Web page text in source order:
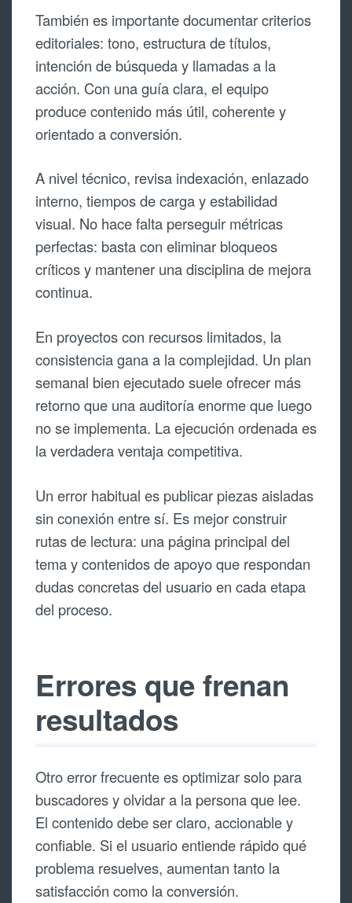
También es importante documentar criterios
editoriales: tono, estructura de títulos,
intención de búsqueda y llamadas a la
acción. Con una guía clara, el equipo
produce contenido más útil, coherente y
orientado a conversión.
A nivel técnico, revisa indexación, enlazado
interno, tiempos de carga y estabilidad
visual. No hace falta perseguir métricas
perfectas: basta con eliminar bloqueos
críticos y mantener una disciplina de mejora
continua.
En proyectos con recursos limitados, la
consistencia gana a la complejidad. Un plan
semanal bien ejecutado suele ofrecer más
retorno que una auditoría enorme que luego
no se implementa. La ejecución ordenada es
la verdadera ventaja competitiva.
Un error habitual es publicar piezas aisladas
sin conexión entre sí. Es mejor construir
rutas de lectura: una página principal del
tema y contenidos de apoyo que respondan
dudas concretas del usuario en cada etapa
del proceso.
Errores que frenan
resultados
Otro error frecuente es optimizar solo para
buscadores y olvidar a la persona que lee.
El contenido debe ser claro, accionable y
confiable. Si el usuario entiende rápido qué
problema resuelves, aumentan tanto la
satisfacción como la conversión.